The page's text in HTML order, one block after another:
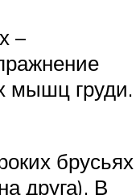
–
мышц груди.
брусьях
друга). В